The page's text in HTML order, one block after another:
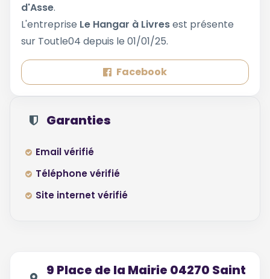
d'Asse.
L'entreprise Le Hangar à Livresest présente
sur Toutle04 depuis le 01/01/25.
Facebook
Garanties
Email vérifié
Téléphone vérifié
Site internet vérifié
9 Place de la Mairie 04270 Saint